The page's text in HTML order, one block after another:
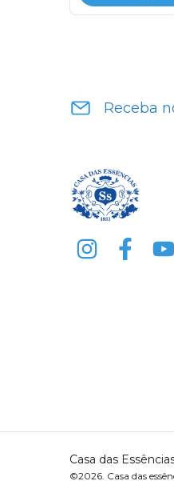
Receba
Casa das
©2026. Casa das